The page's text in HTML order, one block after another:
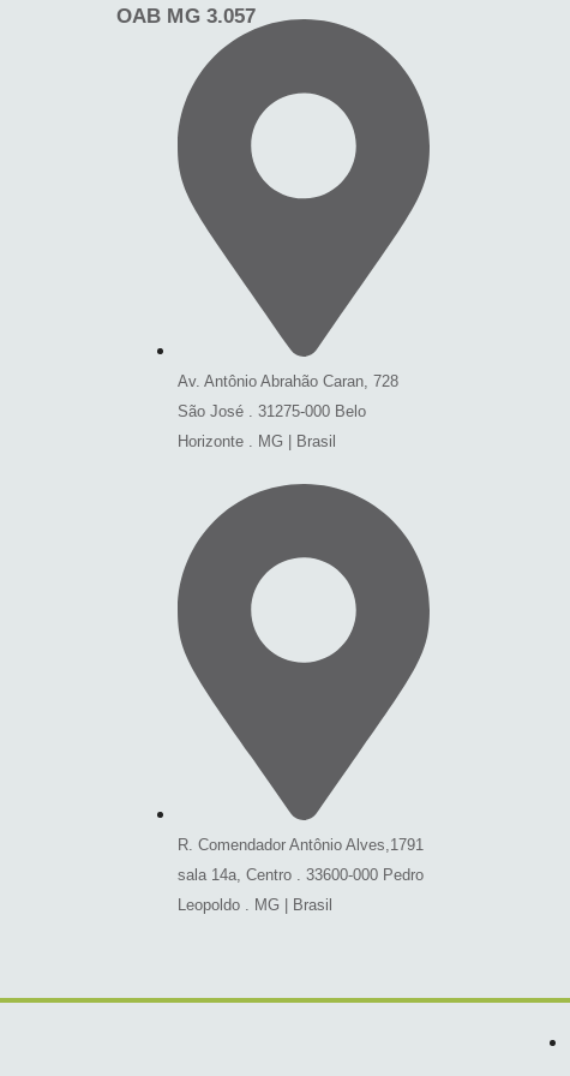
OAB MG 3.057
Av. Antônio Abrahão Caran, 728
São José . 31275-000 Belo
Horizonte . MG | Brasil
R. Comendador Antônio Alves,1791
sala 14a, Centro . 33600-000 Pedro
Leopoldo . MG | Brasil